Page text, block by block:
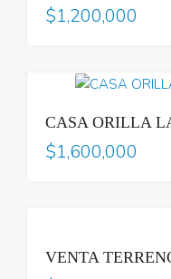
$1,200,000
CASA ORILLA
$1,600,000